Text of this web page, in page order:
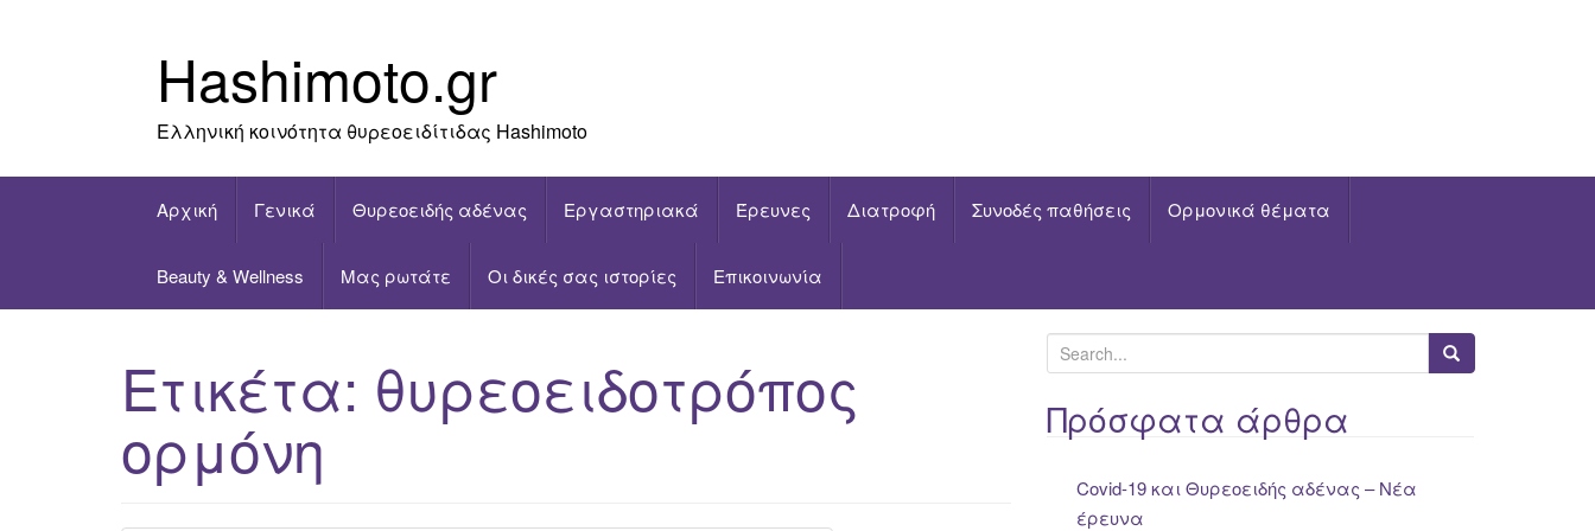
Hashimoto.gr
Ελληνική κοινότητα θυρεοειδίτιδας Hashimoto
Αρχική Γενικά Θυρεοειδής αδένας Εργαστηριακά Έρευνες Διατροφή Συνοδές παθήσεις Ορμονικά θέματα
Beauty & Wellness Μας ρωτάτε Οι δικές σας ιστορίες Επικοινωνία
Ετικέτα: θυρεοειδοτρόπος
ορμόνη
e
a
rΠρόσφατα άρθρα
Covid-19 και Θυρεοειδής αδένας – Νέα
έρευνα